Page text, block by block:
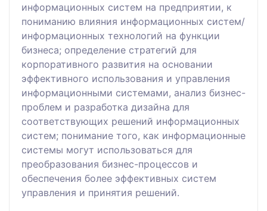
информационных систем на предприятии, к
пониманию влияния информационных систем/
информационных технологий на функции
бизнеса; определение стратегий для
корпоративного развития на основании
эффективного использования и управления
информационными системами, анализ бизнес-
проблем и разработка дизайна для
соответствующих решений информационных
систем; понимание того, как информационные
системы могут использоваться для
преобразования бизнес-процессов и
обеспечения более эффективных систем
управления и принятия решений.